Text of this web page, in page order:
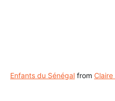
Enfants du Sénégal from